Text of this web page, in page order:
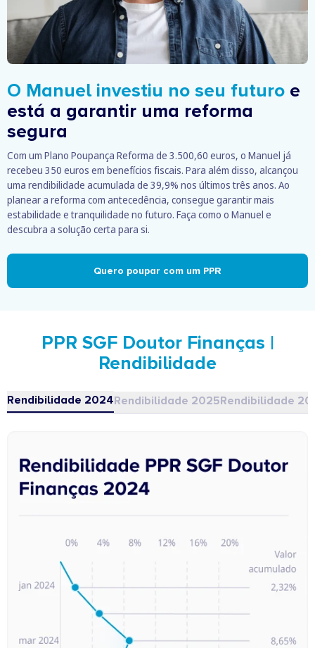
O Manuel investiu no seu futuro e
está a garantir uma reforma
segura
Com um Plano Poupança Reforma de 3.500,60 euros, o Manuel já
recebeu 350 euros em benefícios fiscais. Para além disso, alcançou
uma rendibilidade acumulada de 39,9% nos últimos três anos. Ao
planear a reforma com antecedência, consegue garantir mais
estabilidade e tranquilidade no futuro. Faça como o Manuel e
descubra a solução certa para si.
Quero poupar com um PPR
PPR SGF Doutor Finanças |
Rendibilidade
Rendibilidade 2024Rendibilidade 2025Rendibilidade